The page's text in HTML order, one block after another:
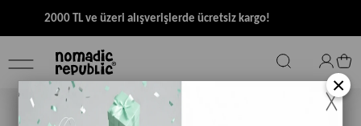
2000 TL ve üzeri alışverişlerde ücretsiz kargo!
×